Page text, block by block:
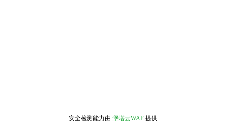
安全检测能力由 堡塔云WAF 提供